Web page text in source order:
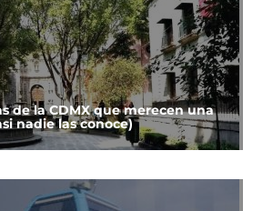
de la CDMX que merecen una
nadie las conoce)